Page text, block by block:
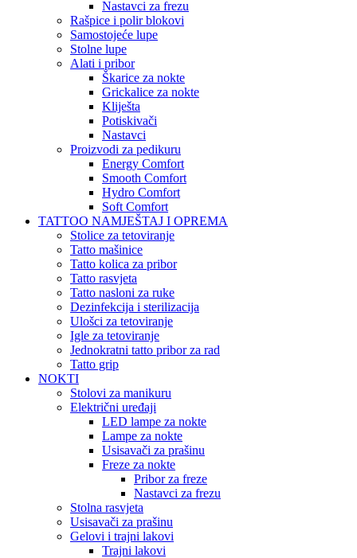
Nastavci za frezu
Rašpice i polir blokovi
Samostojeće lupe
Stolne lupe
Alati i pribor
Škarice za nokte
Grickalice za nokte
Kliješta
Potiskivači
Nastavci
Proizvodi za pedikuru
Energy Comfort
Smooth Comfort
Hydro Comfort
Soft Comfort
TATTOO NAMJEŠTAJ I OPREMA
Stolice za tetoviranje
Tatto mašinice
Tatto kolica za pribor
Tatto rasvjeta
Tatto nasloni za ruke
Dezinfekcija i sterilizacija
Ulošci za tetoviranje
Igle za tetoviranje
Jednokratni tatto pribor za rad
Tatto grip
NOKTI
Stolovi za manikuru
Električni uređaji
LED lampe za nokte
Lampe za nokte
Usisavači za prašinu
Freze za nokte
Pribor za freze
Nastavci za frezu
Stolna rasvjeta
Usisavači za prašinu
Gelovi i trajni lakovi
Trajni lakovi